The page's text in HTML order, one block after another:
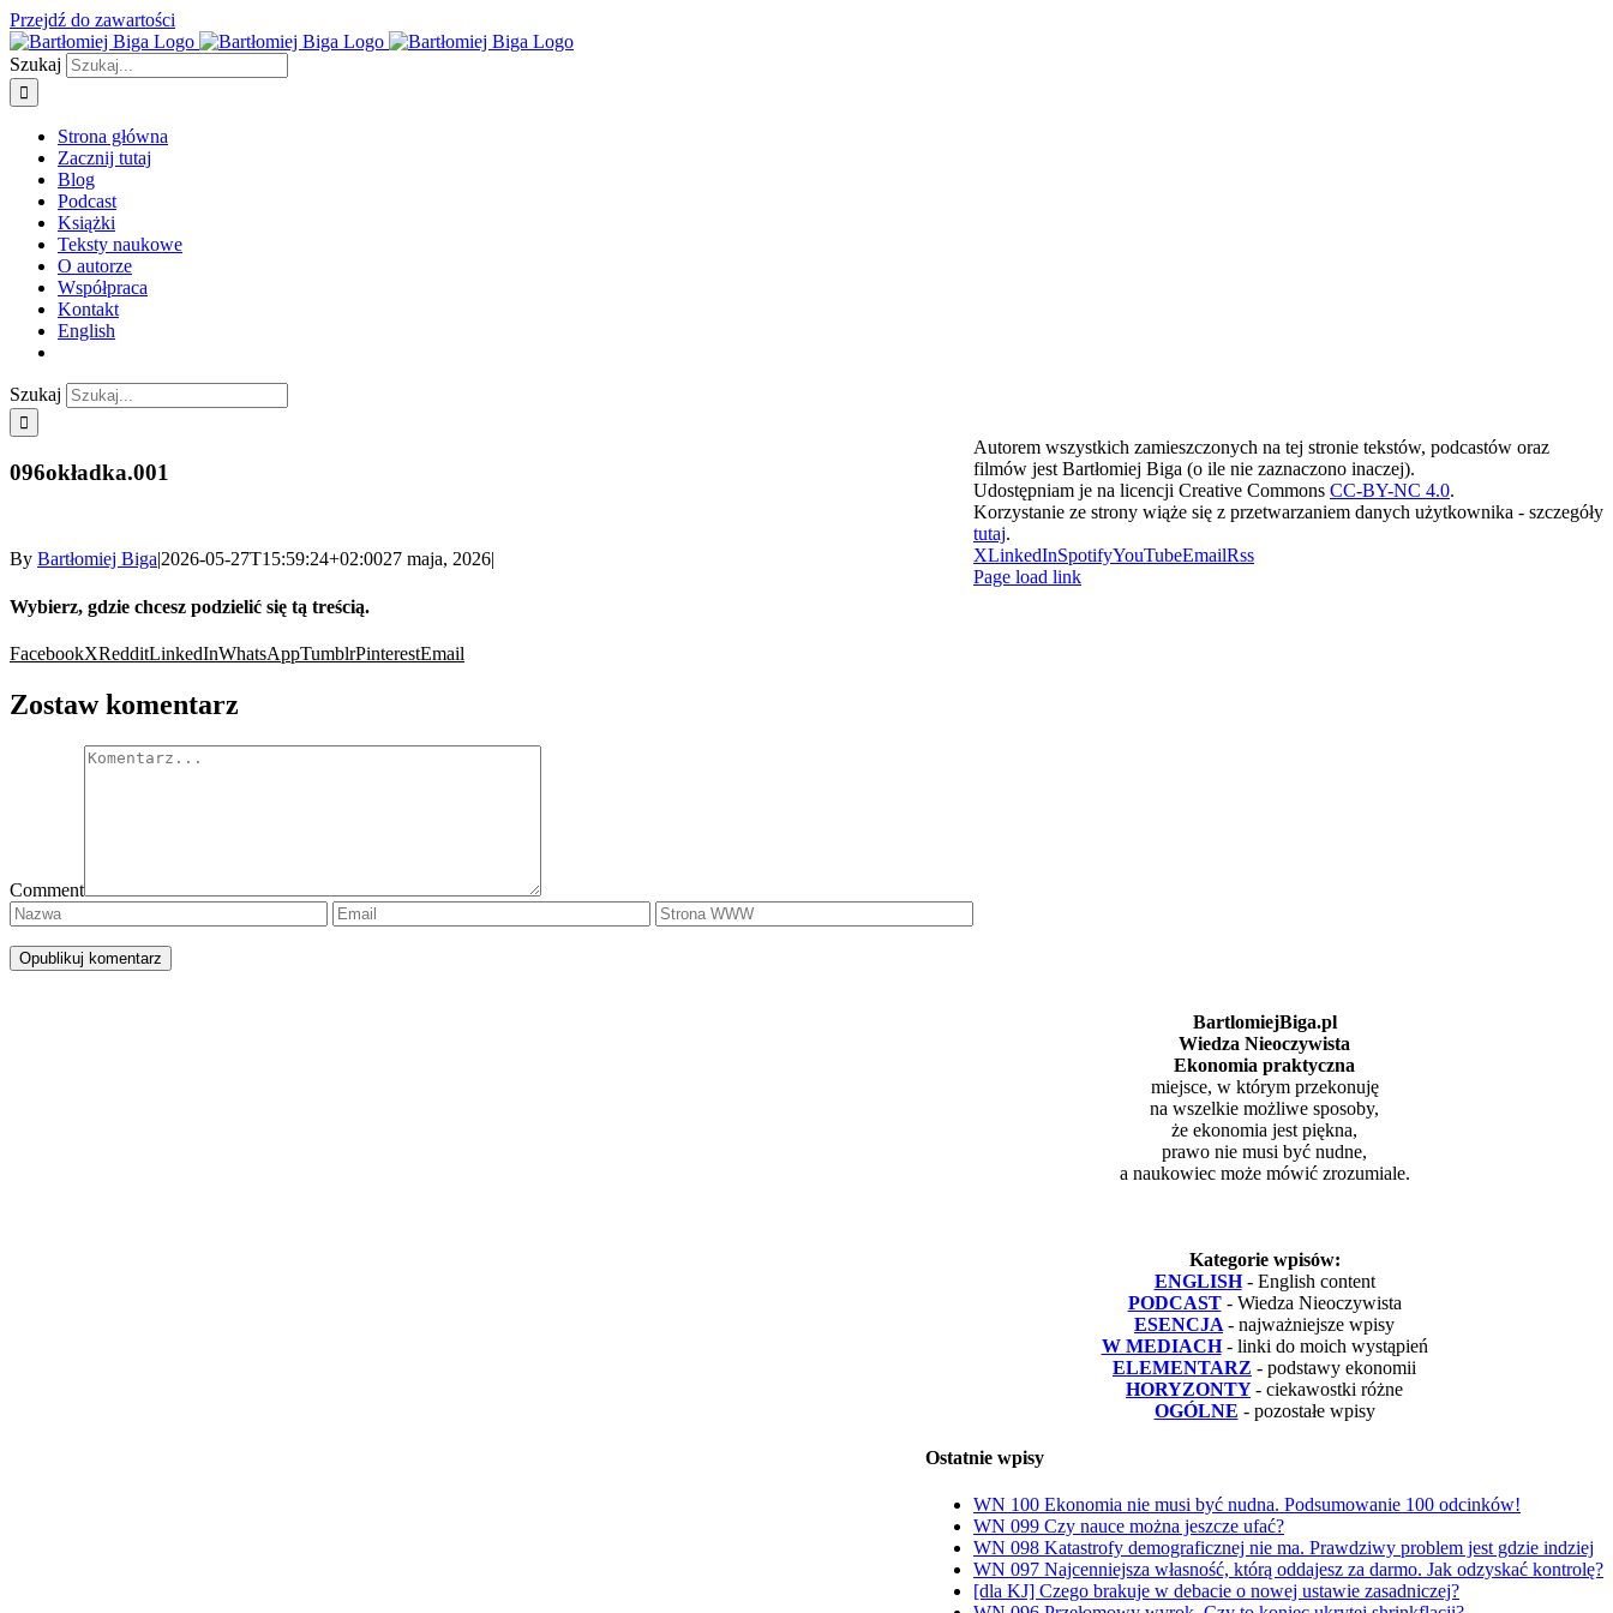
Przejdź do zawartości
Szukaj
Strona główna
Zacznij tutaj
Blog
Podcast
Książki
Teksty naukowe
O autorze
Współpraca
Kontakt
English
Szukaj
096okładka.001
By Bartłomiej Biga|2026-05-27T15:59:24+02:0027 maja, 2026|
Wybierz, gdzie chcesz podzielić się tą treścią.
FacebookXRedditLinkedInWhatsAppTumblrPinterestEmail
Zostaw komentarz
Comment
BartlomiejBiga.pl
Wiedza Nieoczywista
Ekonomia praktyczna
miejsce, w którym przekonuję
na wszelkie możliwe sposoby,
że ekonomia jest piękna,
prawo nie musi być nudne,
a naukowiec może mówić zrozumiale.
Kategorie wpisów:
ENGLISH - English content
PODCAST - Wiedza Nieoczywista
ESENCJA - najważniejsze wpisy
W MEDIACH - linki do moich wystąpień
ELEMENTARZ - podstawy ekonomii
HORYZONTY - ciekawostki różne
OGÓLNE - pozostałe wpisy
Ostatnie wpisy
WN 100 Ekonomia nie musi być nudna. Podsumowanie 100 odcinków!
WN 099 Czy nauce można jeszcze ufać?
WN 098 Katastrofy demograficznej nie ma. Prawdziwy problem jest gdzie indziej
WN 097 Najcenniejsza własność, którą oddajesz za darmo. Jak odzyskać kontrolę?
[dla KJ] Czego brakuje w debacie o nowej ustawie zasadniczej?
Autorem wszystkich zamieszczonych na tej stronie tekstów, podcastów oraz
filmów jest Bartłomiej Biga (o ile nie zaznaczono inaczej).
Udostępniam je na licencji Creative Commons CC-BY-NC 4.0.
Korzystanie ze strony wiąże się z przetwarzaniem danych użytkownika - szczegóły
tutaj.
XLinkedInSpotifyYouTubeEmailRss
Page load link